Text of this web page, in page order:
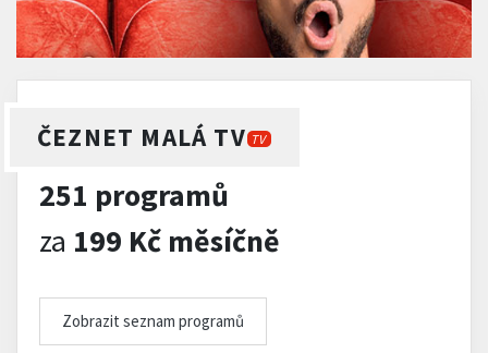
ČEZNET MALÁ TV TV
251 programů
za 199 Kč měsíčně
Zobrazit seznam programů